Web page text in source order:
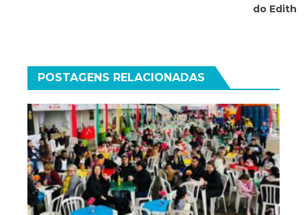
do Edith
POSTAGENS RELACIONADAS